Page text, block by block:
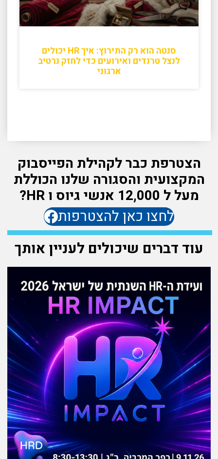
סנטה הוא רק התירוץ: איך HR יכולים
לנצל טרנדים ואירועים כדי לחזק נרטיב
ארגוני
הצטרפת כבר לקהילת הפייסבוק
המקצועית והסגורה שלנו הכוללת
מעל ל 12,000 אנשי גיוס ו HR?
לחצו כאן להצטרפות
עוד דברים שיכולים לעניין אותך